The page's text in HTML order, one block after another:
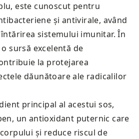
este cunoscut pentru
și antivirale, având
sistemului imunitar. În
sursă excelentă de
la protejarea
dăunătoare ale radicalilor
principal al acestui sos,
un antioxidant puternic care
și reduce riscul de